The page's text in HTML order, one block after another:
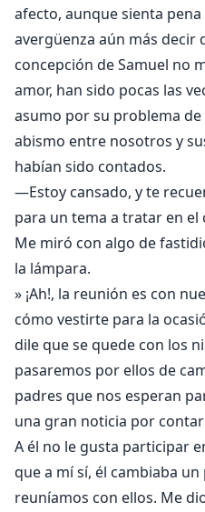
afecto, aunque sienta
avergüenza aún más decir
concepción de Samuel no
amor, han sido pocas las
asumo por su problema
abismo entre nosotros y
habían sido contados.
—Estoy cansado, y te
para un tema a tratar en el
Me miró con algo de
la lámpara.
» ¡Ah!, la reunión es con
cómo vestirte para la
dile que se quede con los
pasaremos por ellos de
padres que nos esperan
una gran noticia por
A él no le gusta participar
que a mí sí, él cambiaba
reuníamos con ellos. Me